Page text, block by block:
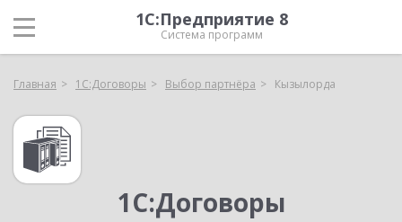
1С:Предприятие 8
Система программ
Главная 1С:Договоры Выбор партнёра Кызылорда
1С:Договоры